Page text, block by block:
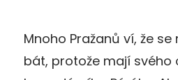
Mnoho Pražanů ví, že
bát, protože mají svého